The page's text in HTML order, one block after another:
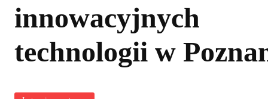
innowacyjnych
technologii w